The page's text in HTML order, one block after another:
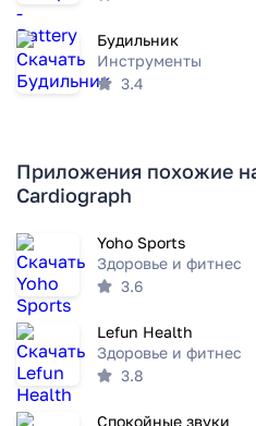
Будильник
Инструменты
3.4
Приложения похожие
Cardiograph
Yoho Sports
Здоровье и фитнес
3.6
Lefun Health
Здоровье и фитнес
3.8
Спокойные звуки